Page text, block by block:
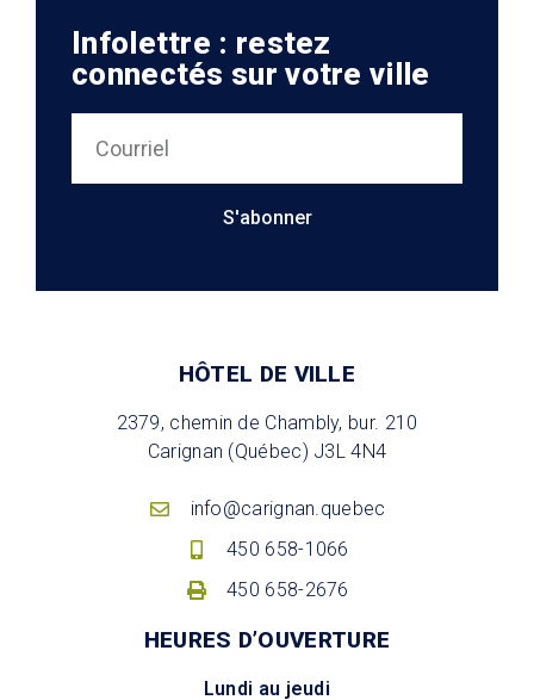
Infolettre : restez
connectés sur votre ville
S'abonner
HÔTEL DE VILLE
2379, chemin de Chambly, bur. 210
Carignan (Québec) J3L 4N4
info@carignan.quebec
450 658-1066
450 658-2676
HEURES D’OUVERTURE
Lundi au jeudi